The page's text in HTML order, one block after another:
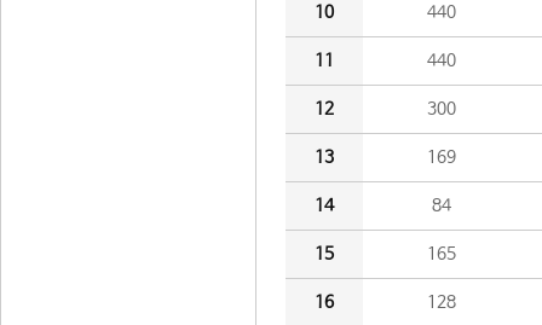
10 440
11 440
12 300
13 169
14 84
15 165
16 128